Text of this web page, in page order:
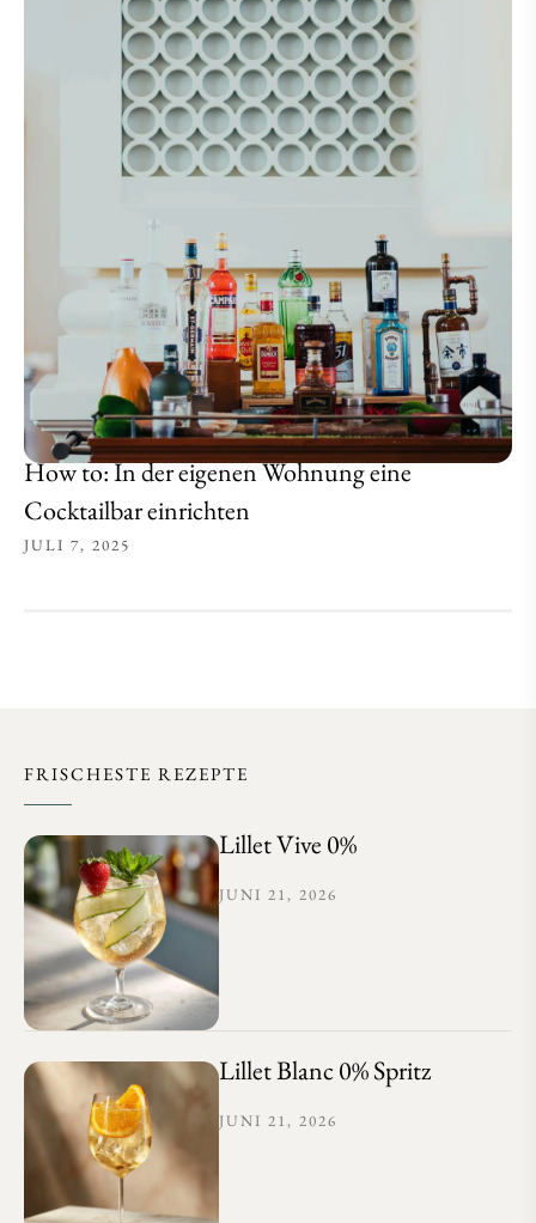
How to: In der eigenen Wohnung eine
Cocktailbar einrichten
JULI 7, 2025
FRISCHESTE REZEPTE
Lillet Vive 0%
JUNI 21, 2026
Lillet Blanc 0% Spritz
JUNI 21, 2026